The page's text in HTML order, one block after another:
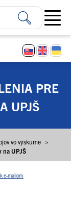
Open
PRE
UPJŠ
vo výskume >
na UPJŠ
e-mailom